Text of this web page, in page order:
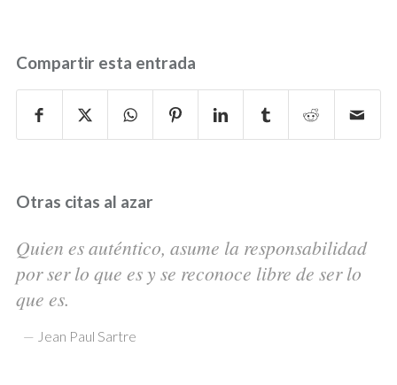
Compartir esta entrada
Otras citas al azar
Quien es auténtico, asume la responsabilidad
por ser lo que es y se reconoce libre de ser lo
que es.
— Jean Paul Sartre